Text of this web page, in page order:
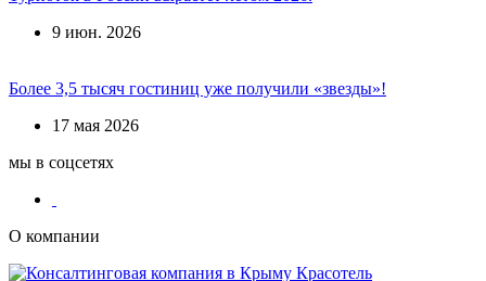
9 июн. 2026
Более 3,5 тысяч гостиниц уже получили «звезды»!
17 мая 2026
мы в соцсетях
О компании